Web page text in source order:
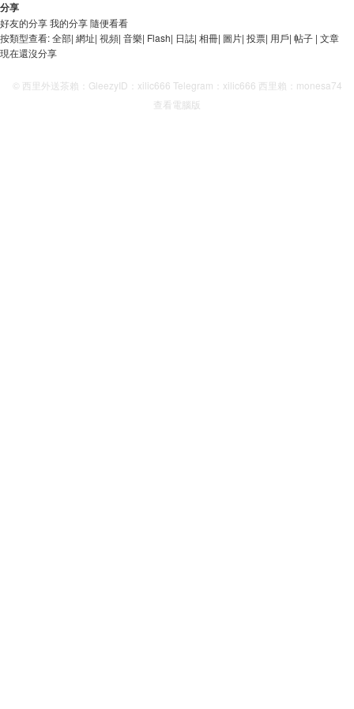
分享
好友的分享我的分享隨便看看
按類型查看:全部| 網址| 視頻| 音樂| Flash| 日誌| 相冊| 圖片| 投票| 用戶| 帖子 | 文章
現在還沒分享
© 西里外送茶賴：GleezyID：xilic666 Telegram：xilic666 西里賴：monesa74
查看電腦版